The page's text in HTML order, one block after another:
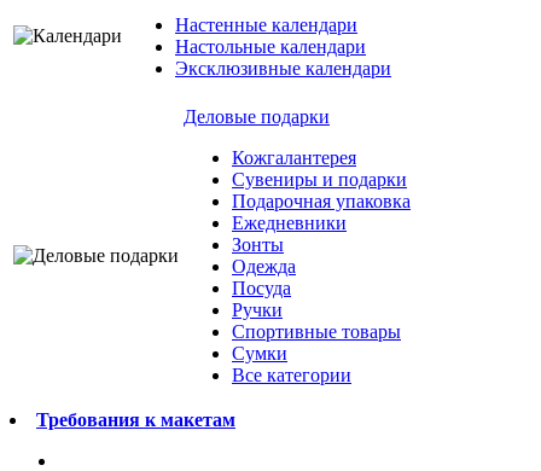
Настенные календари
Настольные календари
Эксклюзивные календари
Деловые подарки
Кожгалантерея
Сувениры и подарки
Подарочная упаковка
Ежедневники
Зонты
Одежда
Посуда
Ручки
Спортивные товары
Сумки
Все категории
Требования к макетам